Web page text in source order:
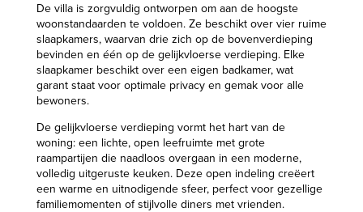
De villa is zorgvuldig ontworpen om aan de hoogste
woonstandaarden te voldoen. Ze beschikt over vier ruime
slaapkamers, waarvan drie zich op de bovenverdieping
bevinden en één op de gelijkvloerse verdieping. Elke
slaapkamer beschikt over een eigen badkamer, wat
garant staat voor optimale privacy en gemak voor alle
bewoners.
De gelijkvloerse verdieping vormt het hart van de
woning: een lichte, open leefruimte met grote
raampartijen die naadloos overgaan in een moderne,
volledig uitgeruste keuken. Deze open indeling creëert
een warme en uitnodigende sfeer, perfect voor gezellige
familiemomenten of stijlvolle diners met vrienden.